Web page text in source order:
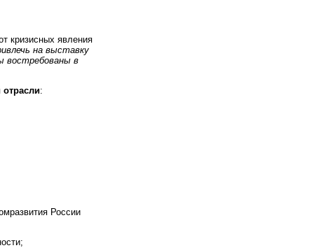
кризисных явления
на выставку
востребованы в
отрасли:
России